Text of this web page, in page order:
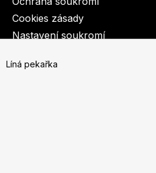
Líná pekařka
Cookies zásady
Nastavení soukromí
© 2003-2026 BurdaMedia Extra s.r.o.